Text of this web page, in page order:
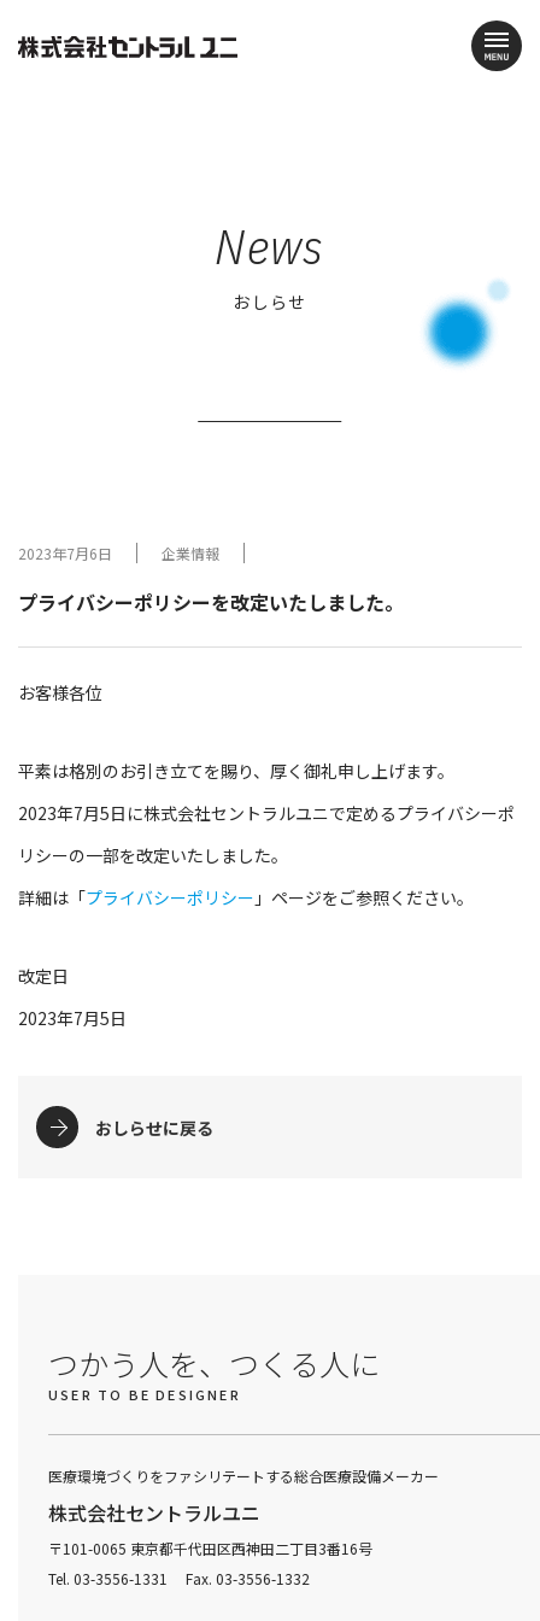
News
おしらせ
2023年7月6日 企業情報
プライバシーポリシーを改定いたしました。
お客様各位
平素は格別のお引き立てを賜り、厚く御礼申し上げます。
2023年7月5日に株式会社セントラルユニで定めるプライバシーポ
リシーの一部を改定いたしました。
詳細は「プライバシーポリシー 」ページをご参照ください。
改定日
2023年7月5日
おしらせに戻る
つかう人を、つくる人に
USER TO BE DESIGNER
医療環境づくりをファシリテートする総合医療設備メーカー
株式会社セントラルユニ
〒101-0065 東京都千代田区西神田二丁目3番16号
Tel. 03-3556-1331 Fax. 03-3556-1332